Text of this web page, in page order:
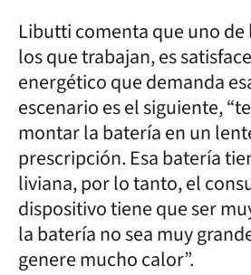
Libutti comenta que uno de
los que trabajan, es
energético que demanda
escenario es el siguiente,
montar la batería en un
prescripción. Esa batería
liviana, por lo tanto, el
dispositivo tiene que ser
la batería no sea muy
genere mucho calor”.